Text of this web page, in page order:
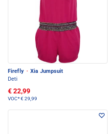
Firefly · Xia Jumpsuit
Deti
€ 22,99
VOC*€ 29,99